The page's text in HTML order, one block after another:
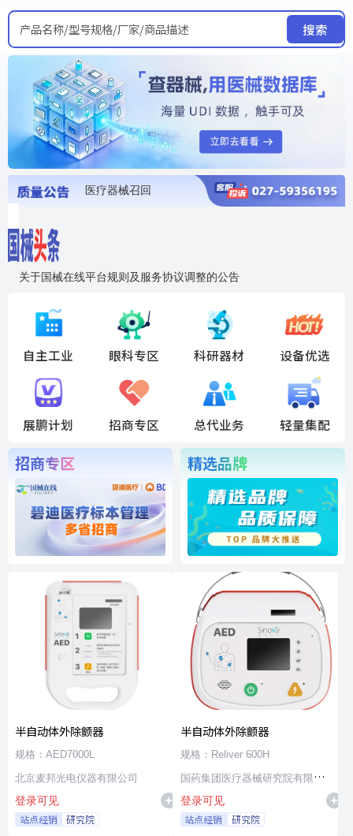
产品名称/型号规格/厂家/商品描述 搜索
医疗器械召回
关于国械在线平台规则及服务协议调整的公告
国药创研AED开启全国招商
自主工业 眼科专区 科研器材 设备优选
展鹏计划 招商专区 总代业务 轻量集配
招商专区 精选品牌
半自动体外除颤器
规格：AED7000L
北京麦邦光电仪器有限公司
登录可见
站点经销 研究院
半自动体外除颤器
规格：Reliver 600H
国药集团医疗器械研究院有限公
司
登录可见
站点经销 研究院